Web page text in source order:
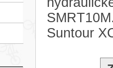
Suntour